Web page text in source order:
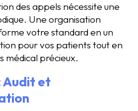
des appels nécessite une
Une organisation
votre standard en un
pour vos patients tout en
médical précieux.
Audit et